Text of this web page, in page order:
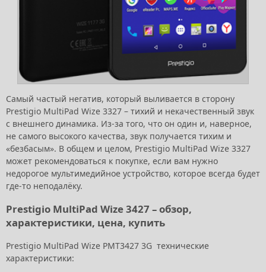
Самый частый негатив, который выливается в сторону
Prestigio MultiPad Wize 3327 – тихий и некачественный звук
с внешнего динамика. Из-за того, что он один и, наверное,
не самого высокого качества, звук получается тихим и
«безбасым». В общем и целом, Prestigio MultiPad Wize 3327
может рекомендоваться к покупке, если вам нужно
недорогое мультимедийное устройство, которое всегда будет
где-то неподалёку.
Prestigio MultiPad Wize 3427 – обзор,
характеристики, цена, купить
Prestigio MultiPad Wize PMT3427 3G технические
характеристики: